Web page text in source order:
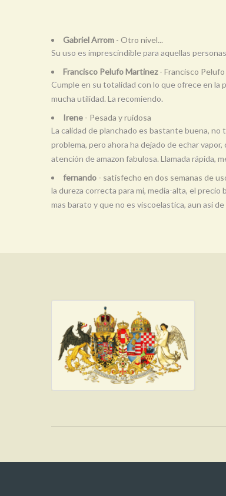
Gabriel Arrom - Otro nivel...
Su uso es imprescindible para aquellas
Francisco Pelufo Martinez- Francisco
Cumple en su totalidad con lo que ofrece en la
mucha utilidad. La recomiendo.
Irene - Pesada y ruidosa
La calidad de planchado es bastante buena,
problema, pero ahora ha dejado de echar
atención de amazon fabulosa. Llamada rápida,
fernando - satisfecho en dos semanas de
la dureza correcta para mi, media-alta, el
mas barato y que no es viscoelastica, aun asi